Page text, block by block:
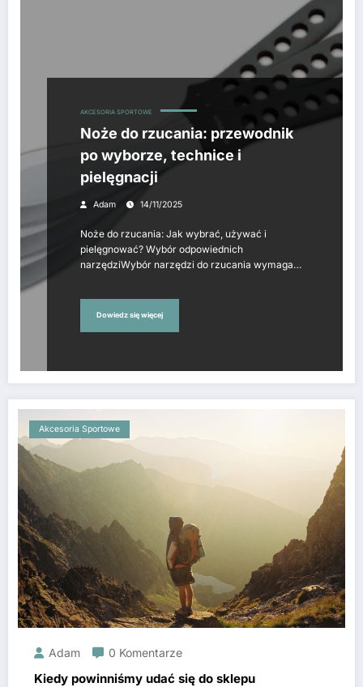
AKCESORIA SPORTOWE
Noże do rzucania: przewodnik
po wyborze, technice i
pielęgnacji
Adam 14/11/2025
Noże do rzucania: Jak wybrać, używać i
pielęgnować? Wybór odpowiednich
narzędziWybór narzędzi do rzucania wymaga…
Dowiedz się więcej
Akcesoria Sportowe
Adam 0 Komentarze
Kiedy powinniśmy udać się do sklepu